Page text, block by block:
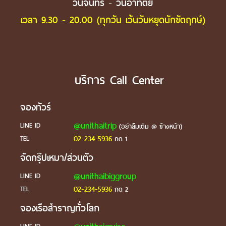
เวลา 9.30 - 20.00 (ทุกวัน เว้นวันหยุดนักขัตฤกษ์)
บริการ Call Center
จองทัวร์
LINE ID @unithaitrip(อย่าลืมเติม @ ข้างหน้า)
TEL
02-234-5936กด 1
จัดกรุ๊ปเหมา/ส่วนตัว
LINE ID @unithaibiggroup
TEL 02-234-5936กด 2
จองเรือสำราญทั่วโลก